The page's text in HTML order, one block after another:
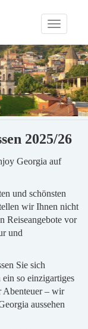
Toggle
2025/26
Georgia auf
und schönsten
wir Ihnen nicht
Reiseangebote vor
und
Sie sich
so einzigartiges
Abenteuer – wir
aussehen